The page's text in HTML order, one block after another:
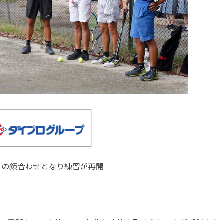
顔合わせとなり練習が再開